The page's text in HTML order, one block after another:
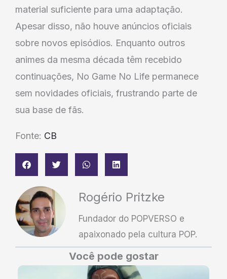
material suficiente para uma adaptação.
Apesar disso, não houve anúncios oficiais
sobre novos episódios. Enquanto outros
animes da mesma década têm recebido
continuações, No Game No Life permanece
sem novidades oficiais, frustrando parte de
sua base de fãs.
Fonte: CB
Rogério Pritzke
Fundador do POPVERSO e
apaixonado pela cultura POP.
Você pode gostar